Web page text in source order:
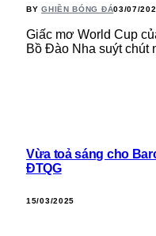
BY GHIỀN BÓNG ĐÁ03/07/
Giấc mơ World Cup
Bồ Đào Nha suýt chút
Vừa toả sáng cho
ĐTQG
15/03/2025